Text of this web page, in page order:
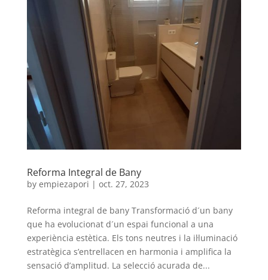
Reforma Integral de Bany
by empiezapori | oct. 27, 2023
Reforma integral de bany Transformació d´un bany
que ha evolucionat d´un espai funcional a una
experiència estètica. Els tons neutres i la il·luminació
estratègica s’entrellacen en harmonia i amplifica la
sensació d’amplitud. La selecció acurada de...